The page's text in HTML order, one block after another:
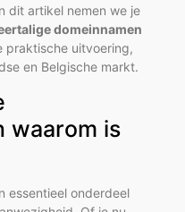
dit artikel nemen we je
domeinnamen
uitvoering,
en Belgische markt.
waarom is
essentieel onderdeel